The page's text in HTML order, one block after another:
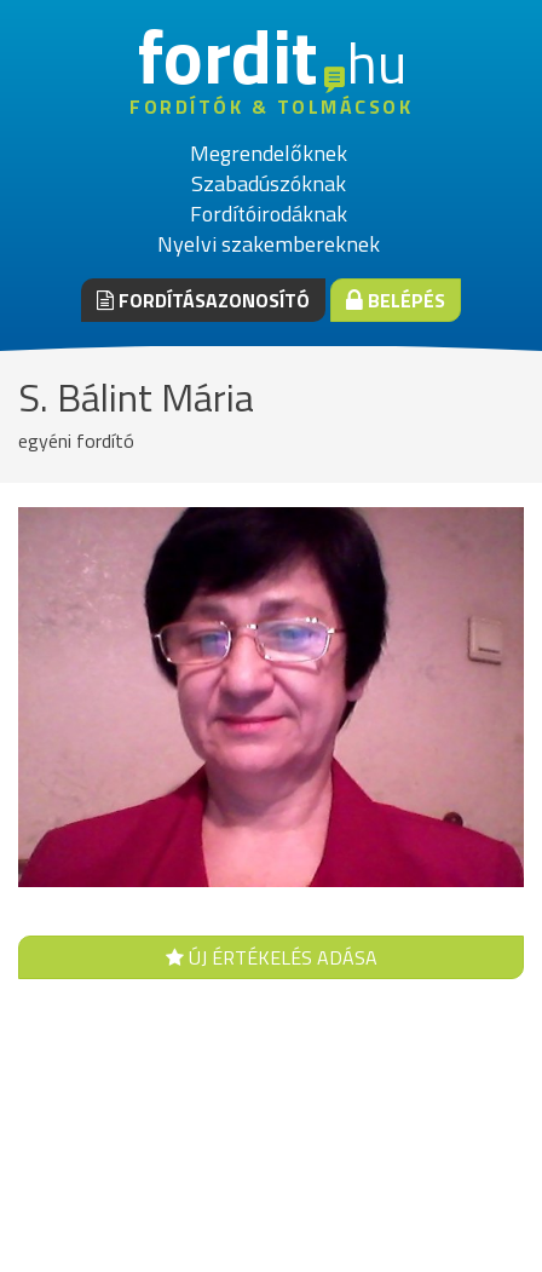
fordithu
FORDÍTÓK & TOLMÁCSOK
Megrendelőknek
Szabadúszóknak
Fordítóirodáknak
Nyelvi szakembereknek
FORDÍTÁSAZONOSÍTÓ BELÉPÉS
S. Bálint Mária
egyéni fordító
ÚJ ÉRTÉKELÉS ADÁSA